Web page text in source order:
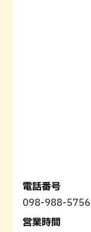
電話番号
098-988-5756
営業時間